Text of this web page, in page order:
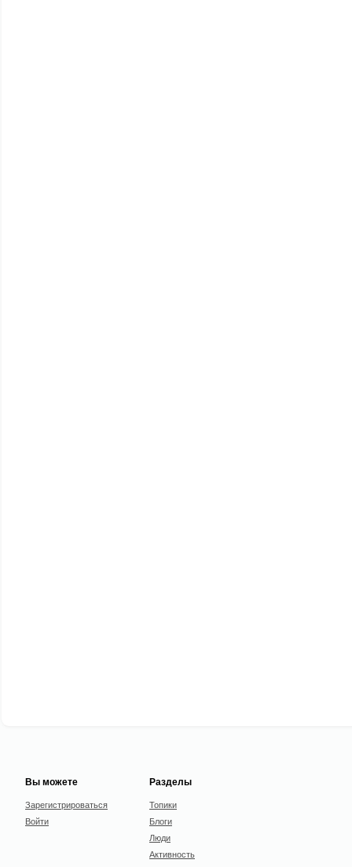
Вы можете
Зарегистрироваться
Войти
Разделы
Топики
Блоги
Люди
Активность